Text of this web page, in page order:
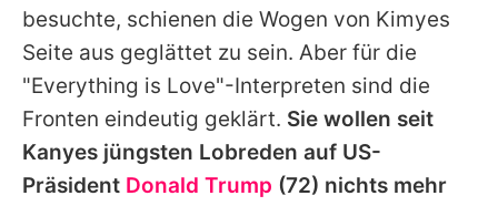
besuchte, schienen die Wogen von Kimyes
Seite aus geglättet zu sein. Aber für die
"Everything is Love"-Interpreten sind die
Fronten eindeutig geklärt. Sie wollen seit
Kanyes jüngsten Lobreden auf US-
Präsident Donald Trump (72) nichts mehr